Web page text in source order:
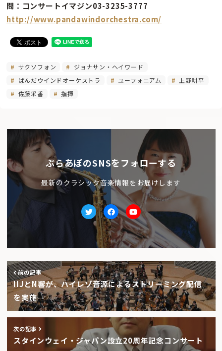
問：コンサートイマジン03-3235-3777
http://www.pandawindorchestra.com/
サクソフォン
ジョナサン・ヘイワード
ぱんだウインドオーケストラ
ユーフォニアム
上野耕平
佐藤采香
指揮
ぶらあぼのSNSをフォローする
最新のクラシック音楽情報をお届けします
TwitterfacebookYoutube
前の記事
IIJとN響が、ハイレゾ音源によるストリーミング配信
を実施
次の記事
スタインウェイ・ジャパン設立20周年記念コンサート